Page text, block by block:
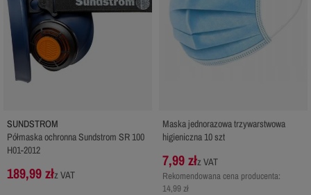
SUNDSTROM
Półmaska ochronna Sundstrom SR 100
H01-2012
189,99 złz VAT
Maska jednorazowa trzywarstwowa
higieniczna 10 szt
7,99 złz VAT
Rekomendowana cena producenta:
14,99 zł